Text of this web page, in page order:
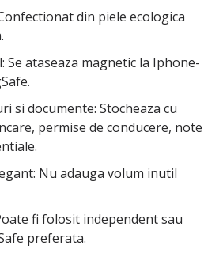
din piele ecologica
Se ataseaza magnetic la Iphone-
si documente: Stocheaza cu
permise de conducere, note
Nu adauga volum inutil
fi folosit independent sau
preferata.